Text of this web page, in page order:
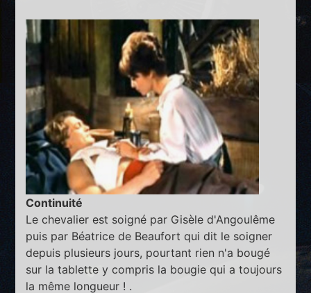
Continuité
Le chevalier est soigné par Gisèle d'Angoulême
puis par Béatrice de Beaufort qui dit le soigner
depuis plusieurs jours, pourtant rien n'a bougé
sur la tablette y compris la bougie qui a toujours
la même longueur ! .